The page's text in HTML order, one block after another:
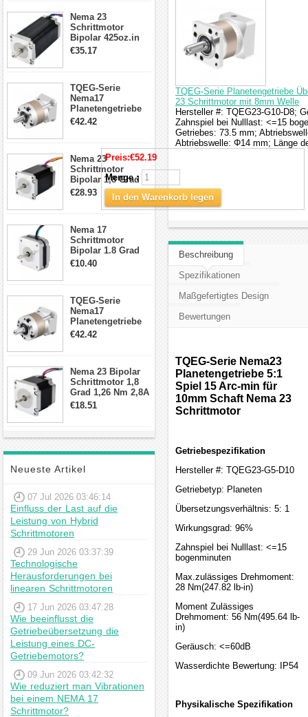
Nema 23
Schrittmotor
Bipolar 425oz.in
4.2A 57x57x114mm
€35.17
TQEG-Serie
Nema17
Planetengetriebe
5:1 Spiel 15Arc-
Schrittmotor
€42.42
Nema 23
Schrittmotor
Bipolar 1,8 Grad
2,83Nm 4 A 2,26V
CNC Hybrid-
Schrittmotor mit 8
€28.93
Nema 17
Schrittmotor
Bipolar 1.8 Grad
8.7Ncm 1A 3.5V 4
€10.40
TQEG-Serie
Nema17
Planetengetriebe
10:1 Spiel 15Arc-
€42.42
Nema 23 Bipolar
Schrittmotor 1,8
Grad 1,26 Nm 2,8A
2,5V 4 Drähte
€18.51
Neueste Artikel
07 Jul 2026 03:46:14
Einfluss der Last auf die
Leistung von Hybrid
Schrittmotoren
29 Jun 2026 03:37:39
Technologische
Herausforderungen bei
linearen Schrittmotoren
17 Jun 2026 03:47:28
Wie beeinflusst die
Getriebeübersetzung die
Leistung eines DC-
Getriebemotors?
09 Jun 2026 03:42:32
Wie reduziert man Vibrationen
bei einem NEMA 17
Schrittmotor?
TQEG-Serie Planetengetriebe
23 Schrittmotor mit 8mm Welle
Hersteller #: TQEG23-G10-D8;
Zahnspiel bei Nulllast: <=15
Getriebes: 73.5 mm;
Abtriebswelle: Φ14 mm; Länge
Preis:€52.19
Menge :
In den Warenkorb legen
Beschreibung
Spezifikationen
Maßgefertigtes Design
Bewertungen
TQEG-Serie Nema23
Planetengetriebe 5:1
Spiel 15 Arc-min für
10mm Schaft Nema 23
Schrittmotor
Getriebespezifikation
Hersteller #: TQEG23-G5-D10
Getriebetyp: Planeten
Übersetzungsverhältnis: 5: 1
Wirkungsgrad: 96%
Zahnspiel bei Nulllast: <=15
bogenminuten
Max.zulässiges Drehmoment:
28 Nm(247.82 lb-in)
Moment Zulässiges
Drehmoment: 56 Nm(495.64 lb-
in)
Geräusch: <=60dB
Wasserdichte Bewertung: IP54
Physikalische Spezifikation